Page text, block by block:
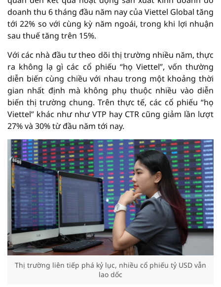
doanh thu 6 tháng đầu năm nay của Viettel Global tăng
tới 22% so với cùng kỳ năm ngoái, trong khi lợi nhuận
sau thuế tăng trên 15%.
Với các nhà đầu tư theo dõi thị trường nhiều năm, thực
ra không lạ gì các cổ phiếu “họ Viettel”, vốn thường
diễn biến cùng chiều với nhau trong một khoảng thời
gian nhất định mà không phụ thuộc nhiều vào diễn
biến thị trường chung. Trên thực tế, các cổ phiếu “họ
Viettel” khác như như VTP hay CTR cũng giảm lần lượt
27% và 30% từ đầu năm tới nay.
Thị trường liên tiếp phá kỷ lục, nhiều cổ phiếu tỷ USD vẫn
lao dốc